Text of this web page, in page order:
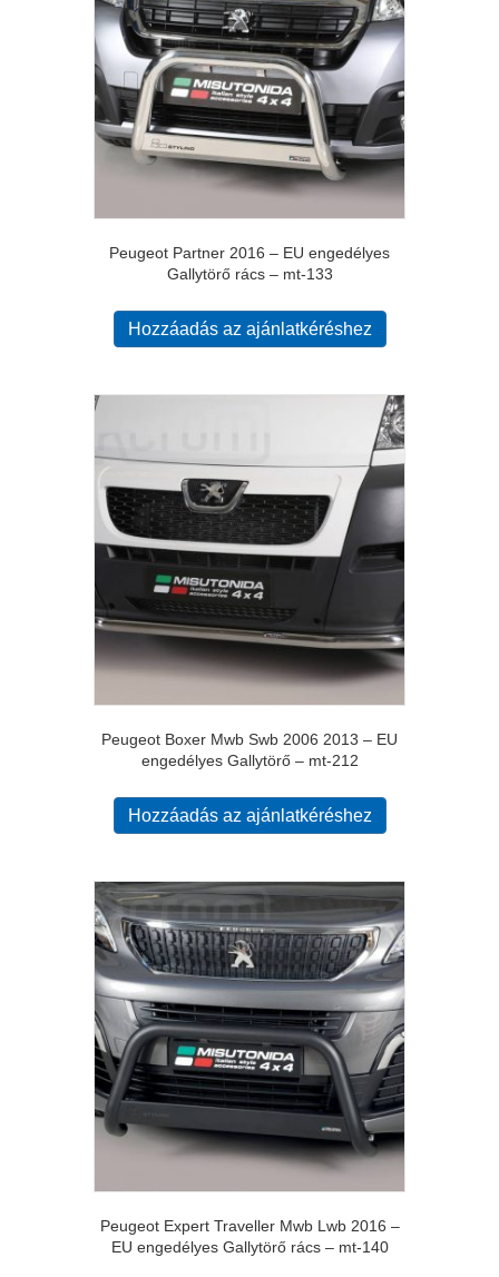
Peugeot Partner 2016 – EU engedélyes
Gallytörő rács – mt-133
Hozzáadás az ajánlatkéréshez
Peugeot Boxer Mwb Swb 2006 2013 – EU
engedélyes Gallytörő – mt-212
Hozzáadás az ajánlatkéréshez
Peugeot Expert Traveller Mwb Lwb 2016 –
EU engedélyes Gallytörő rács – mt-140